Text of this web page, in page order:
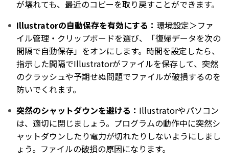
が壊れても、最近のコピーを取り戻すことができます。
Illustratorの自動保存を有効にする： 環境設定＞ファ
イル管理・クリップボードを選び、「復帰データを次の
間隔で自動保存」をオンにします。時間を設定したら、
指示した間隔でIllustratorがファイルを保存して、突然
のクラッシュや予期せぬ問題でファイルが破損するのを
防いでくれます。
突然のシャットダウンを避ける： Illustratorやパソコン
は、適切に閉じましょう。プログラムの動作中に突然シ
ャットダウンしたり電力が切れたりしないようにしまし
ょう。ファイルの破損の原因になります。